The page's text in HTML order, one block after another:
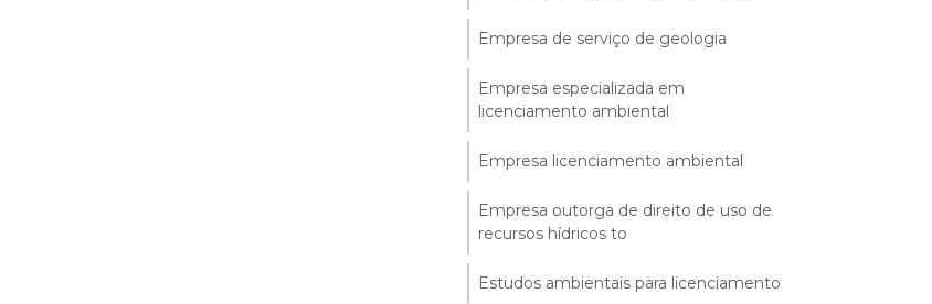
Empresa de serviço de geologia
Empresa especializada em
licenciamento ambiental
Empresa licenciamento ambiental
Empresa outorga de direito de uso de
recursos hídricos to
Estudos ambientais para licenciamento